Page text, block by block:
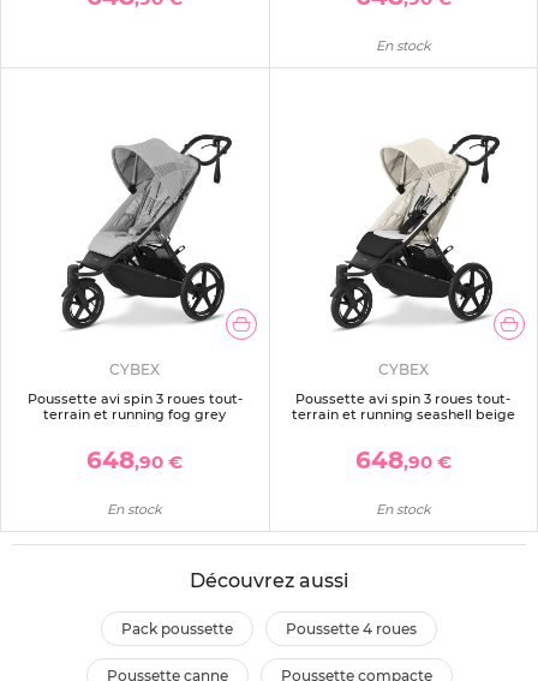
En stock
CYBEX
Poussette avi spin 3 roues tout-
terrain et running fog grey
648,90 €
En stock
CYBEX
Poussette avi spin 3 roues tout-
terrain et running seashell beige
648,90 €
En stock
Découvrez aussi
pack poussette poussette 4 roues
poussette canne poussette compacte